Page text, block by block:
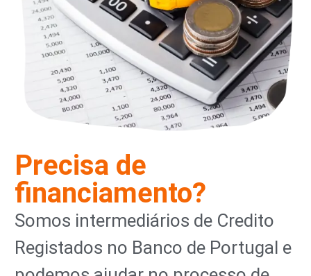
Precisa de
financiamento?
Somos intermediários de Credito
Registados no Banco de Portugal e